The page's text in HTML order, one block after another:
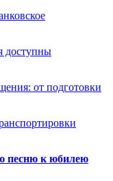
доступны
от подготовки
песню к юбилею